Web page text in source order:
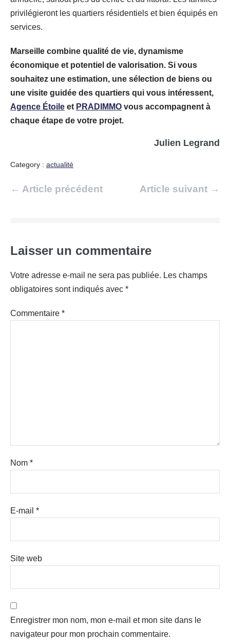
privilégieront les quartiers résidentiels et bien équipés en
services.
Marseille combine qualité de vie, dynamisme
économique et potentiel de valorisation. Si vous
souhaitez une estimation, une sélection de biens ou
une visite guidée des quartiers qui vous intéressent,
Agence Étoile et PRADIMMO vous accompagnent à
chaque étape de votre projet.
Julien Legrand
Category : actualité
Navigation
← Article précédent Article suivant →
Laisser un commentaire
Votre adresse e-mail ne sera pas publiée. Les champs
obligatoires sont indiqués avec *
Commentaire *
Nom *
E-mail *
Site web
Enregistrer mon nom, mon e-mail et mon site dans le
navigateur pour mon prochain commentaire.